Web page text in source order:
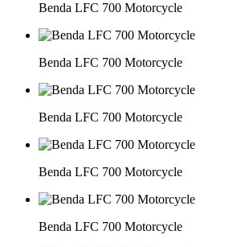
Benda LFC 700 Motorcycle
Benda LFC 700 Motorcycle
Benda LFC 700 Motorcycle
Benda LFC 700 Motorcycle
Benda LFC 700 Motorcycle